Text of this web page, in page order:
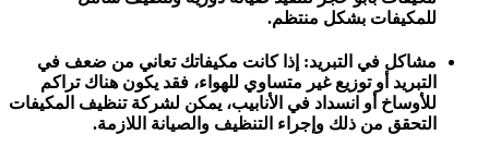
للمكيفات بشكل منتظم.
مشاكل في التبريد: إذا كانت مكيفاتك تعاني من ضعف في
التبريد أو توزيع غير متساوي للهواء، فقد يكون هناك تراكم
للأوساخ أو انسداد في الأنابيب، يمكن لشركة تنظيف المكيفات
التحقق من ذلك وإجراء التنظيف والصيانة اللازمة.